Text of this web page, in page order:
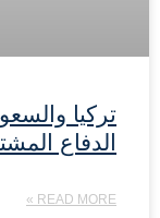
تركيا
الدفاع
READ MORE »